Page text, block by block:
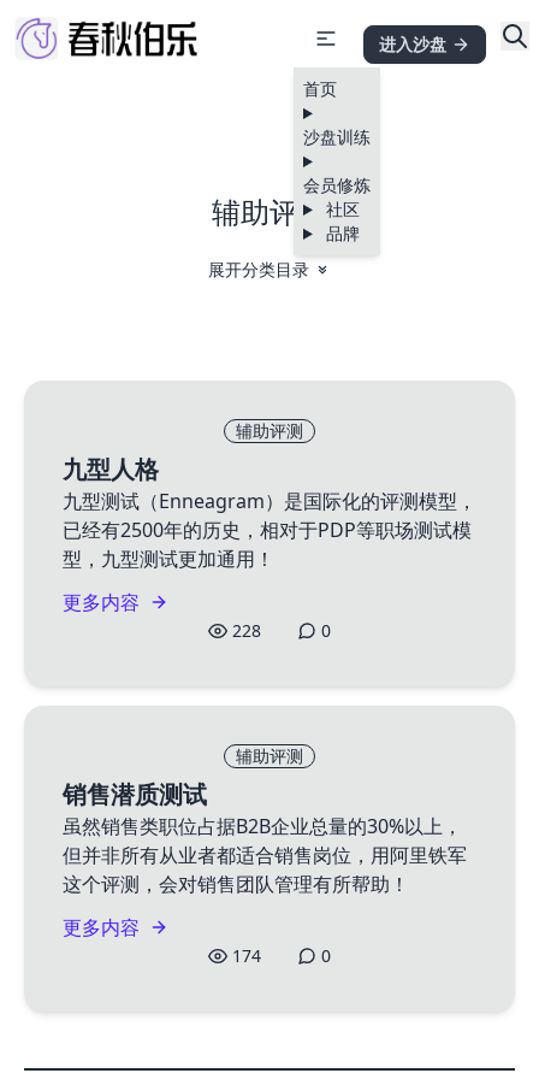
首页
沙盘训练
会员修炼
社区
品牌
进入沙盘
辅助评测
展开分类目录
辅助评测
九型人格
九型测试（Enneagram）是国际化的评测模型，
已经有2500年的历史，相对于PDP等职场测试模
型，九型测试更加通用！
更多内容
228 0
辅助评测
销售潜质测试
虽然销售类职位占据B2B企业总量的30%以上，
但并非所有从业者都适合销售岗位，用阿里铁军
这个评测，会对销售团队管理有所帮助！
更多内容
174 0